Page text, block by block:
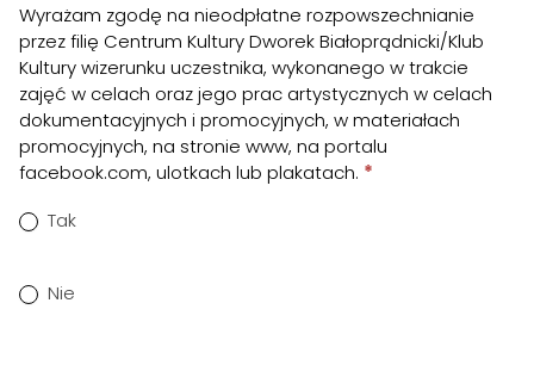
Wyrażam zgodę na nieodpłatne rozpowszechnianie
przez filię Centrum Kultury Dworek Białoprądnicki/Klub
Kultury wizerunku uczestnika, wykonanego w trakcie
zajęć w celach oraz jego prac artystycznych w celach
dokumentacyjnych i promocyjnych, w materiałach
promocyjnych, na stronie www, na portalu
facebook.com, ulotkach lub plakatach. *
Tak
Nie